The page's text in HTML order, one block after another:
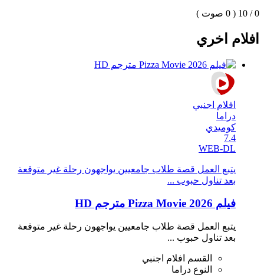
0 / 10 ( 0 صوت )
افلام اخري
افلام اجنبي
دراما
كوميدي
7.4
WEB-DL
يتبع العمل قصة طلاب جامعيين يواجهون رحلة غير متوقعة
بعد تناول حبوب ...
فيلم Pizza Movie 2026 مترجم HD
يتبع العمل قصة طلاب جامعيين يواجهون رحلة غير متوقعة
بعد تناول حبوب ...
القسم
افلام اجنبي
النوع دراما